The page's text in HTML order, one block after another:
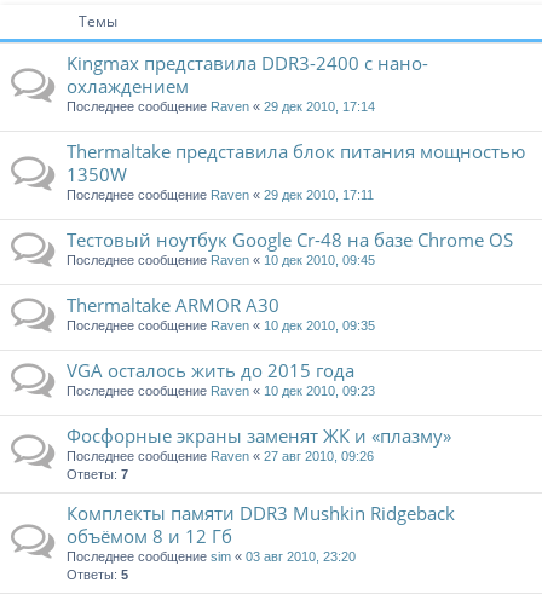
Темы
Kingmax представила DDR3-2400 с нано-
охлаждением
Последнее сообщение Raven « 29 дек 2010, 17:14
Thermaltake представила блок питания мощностью
1350W
Последнее сообщение Raven « 29 дек 2010, 17:11
Тестовый ноутбук Google Cr-48 на базе Chrome OS
Последнее сообщение Raven « 10 дек 2010, 09:45
Thermaltake ARMOR A30
Последнее сообщение Raven « 10 дек 2010, 09:35
VGA осталось жить до 2015 года
Последнее сообщение Raven « 10 дек 2010, 09:23
Фосфорные экраны заменят ЖК и «плазму»
Последнее сообщение Raven « 27 авг 2010, 09:26
Ответы: 7
Комплекты памяти DDR3 Mushkin Ridgeback
объёмом 8 и 12 Гб
Последнее сообщение sim « 03 авг 2010, 23:20
Ответы: 5